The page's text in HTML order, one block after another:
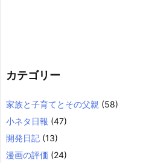
カテゴリー
家族と子育てとその父親 (58)
小ネタ日報 (47)
開発日記 (13)
漫画の評価 (24)